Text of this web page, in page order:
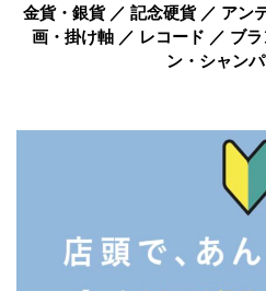
金貨・銀貨 ／ 記念硬貨 ／ アン
画・掛け軸 ／ レコード ／ ブ
ン・シャン